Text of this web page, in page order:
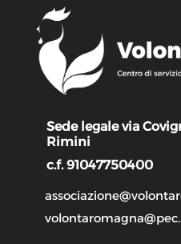
Sede legale via
Rimini
c.f. 91047750400